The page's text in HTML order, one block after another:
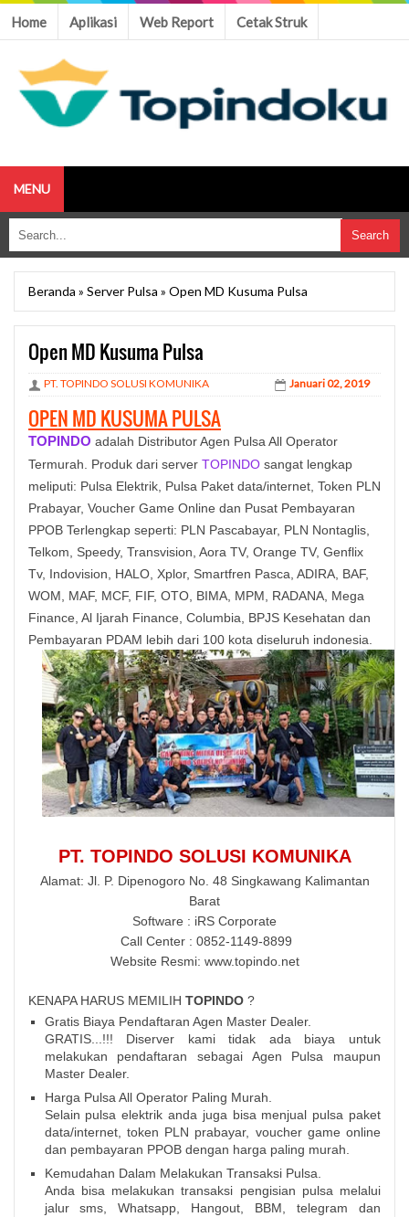
Home Aplikasi Web Report Cetak Struk
MENU
Beranda » Server Pulsa » Open MD Kusuma Pulsa
Open MD Kusuma Pulsa
PT. TOPINDO SOLUSI KOMUNIKA Januari 02, 2019
OPEN MD KUSUMA PULSA
TOPINDO adalah Distributor Agen Pulsa All Operator
Termurah. Produk dari server TOPINDO sangat lengkap
meliputi: Pulsa Elektrik, Pulsa Paket data/internet, Token PLN
Prabayar, Voucher Game Online dan Pusat Pembayaran
PPOB Terlengkap seperti: PLN Pascabayar, PLN Nontaglis,
Telkom, Speedy, Transvision, Aora TV, Orange TV, Genflix
Tv, Indovision, HALO, Xplor, Smartfren Pasca, ADIRA, BAF,
WOM, MAF, MCF, FIF, OTO, BIMA, MPM, RADANA, Mega
Finance, Al Ijarah Finance, Columbia, BPJS Kesehatan dan
Pembayaran PDAM lebih dari 100 kota diseluruh indonesia.
PT. TOPINDO SOLUSI KOMUNIKA
Alamat: Jl. P. Dipenogoro No. 48 Singkawang Kalimantan
Barat
Software : iRS Corporate
Call Center : 0852-1149-8899
Website Resmi: www.topindo.net
KENAPA HARUS MEMILIH TOPINDO ?
Gratis Biaya Pendaftaran Agen Master Dealer.
GRATIS...!!! Diserver kami tidak ada biaya untuk
melakukan pendaftaran sebagai Agen Pulsa maupun
Master Dealer.
Harga Pulsa All Operator Paling Murah.
Selain pulsa elektrik anda juga bisa menjual pulsa paket
data/internet, token PLN prabayar, voucher game online
dan pembayaran PPOB dengan harga paling murah.
Kemudahan Dalam Melakukan Transaksi Pulsa.
Anda bisa melakukan transaksi pengisian pulsa melalui
jalur sms, Whatsapp, Hangout, BBM, telegram dan